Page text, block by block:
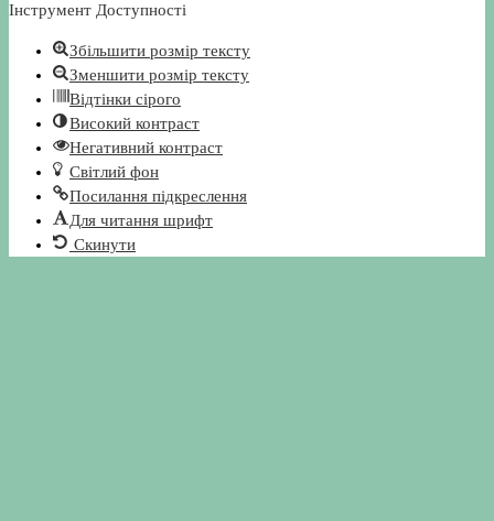
інструментів
Інструмент Доступності
Збільшити розмір тексту
Зменшити розмір тексту
Відтінки сірого
Високий контраст
Негативний контраст
Світлий фон
Посилання підкреслення
Для читання шрифт
Скинути